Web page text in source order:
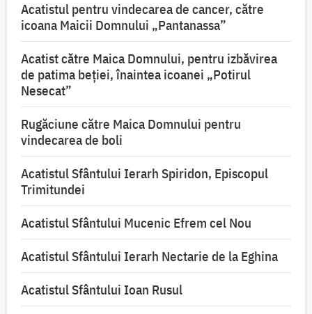
Acatistul pentru vindecarea de cancer, către
icoana Maicii Domnului „Pantanassa”
Acatist către Maica Domnului, pentru izbăvirea
de patima beției, înaintea icoanei „Potirul
Nesecat”
Rugăciune către Maica Domnului pentru
vindecarea de boli
Acatistul Sfântului Ierarh Spiridon, Episcopul
Trimitundei
Acatistul Sfântului Mucenic Efrem cel Nou
Acatistul Sfântului Ierarh Nectarie de la Eghina
Acatistul Sfântului Ioan Rusul